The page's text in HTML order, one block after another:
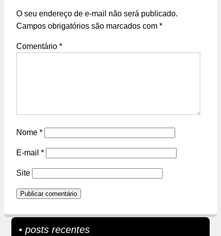
O seu endereço de e-mail não será publicado.
Campos obrigatórios são marcados com *
Comentário *
Nome *
E-mail *
Site
• posts recentes